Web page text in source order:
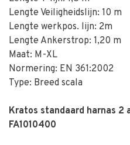
Lengte Veiligheidslijn: 10 m
Lengte werkpos. lijn: 2m
Lengte Ankerstrop: 1,20 m
Maat: M-XL
Normering: EN 361:2002
Type: Breed scala
Kratos standaard harnas 2
FA1010400